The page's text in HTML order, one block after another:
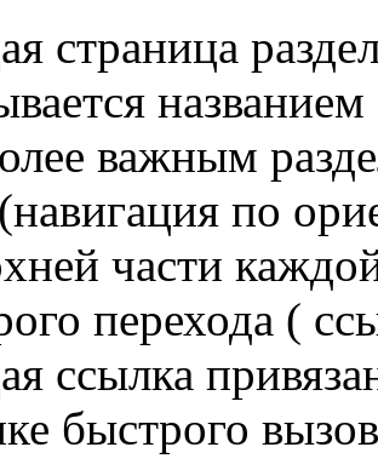
страница
важным
по
части
перехода (
ссылка
быстрого